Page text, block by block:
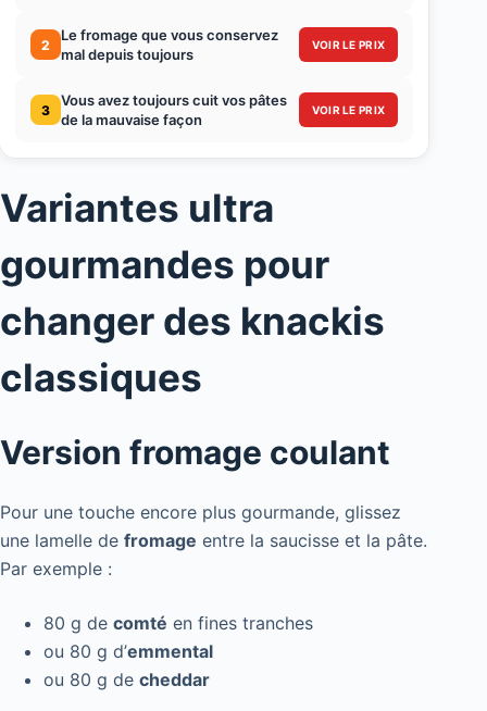
2
Le fromage que vous conservez
mal depuis toujours
VOIR LE PRIX
3
Vous avez toujours cuit vos pâtes
de la mauvaise façon
VOIR LE PRIX
Variantes ultra
gourmandes pour
changer des knackis
classiques
Version fromage coulant
Pour une touche encore plus gourmande, glissez
une lamelle de fromage entre la saucisse et la pâte.
Par exemple :
80 g de comté en fines tranches
ou 80 g d’emmental
ou 80 g de cheddar